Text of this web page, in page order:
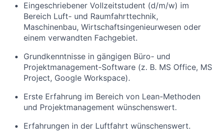
Eingeschriebener Vollzeitstudent (d/m/w) im
Bereich Luft- und Raumfahrttechnik,
Maschinenbau, Wirtschaftsingenieurwesen oder
einem verwandten Fachgebiet.
Grundkenntnisse in gängigen Büro- und
Projektmanagement-Software (z. B. MS Office, MS
Project, Google Workspace).
Erste Erfahrung im Bereich von Lean-Methoden
und Projektmanagement wünschenswert.
Erfahrungen in der Luftfahrt wünschenswert.